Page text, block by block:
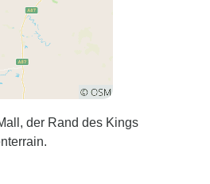
der Rand des Kings